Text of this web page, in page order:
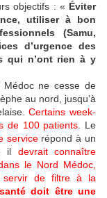
objectifs : « Éviter
utiliser à bon
(Samu,
d’urgence des
qui n’ont rien à y
Médoc ne cesse de
au nord, jusqu’à
Certains week-
de 100 patients . Le
servicerépond à un
il devrait connaître
le Nord Médoc,
servir de filtre à la
doit être une